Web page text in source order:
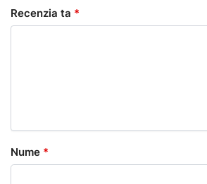
Recenzia ta *
Nume *